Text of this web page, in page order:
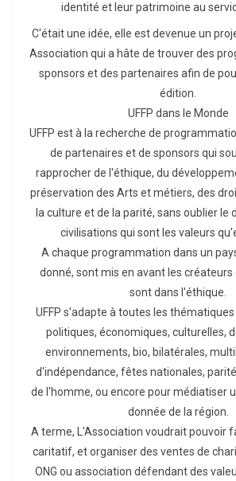
identité et leur patrimoine au
C'était une idée, elle est devenue un
Association qui a hâte de trouver des
sponsors et des partenaires afin de
édition.
UFFP dans le Monde
UFFP est à la recherche de
de partenaires et de sponsors qui
rapprocher de l'éthique, du
préservation des Arts et métiers, des
la culture et de la parité, sans oublier le
civilisations qui sont les valeurs
A chaque programmation dans un
donné, sont mis en avant les créateurs
sont dans l'éthique.
UFFP s'adapte à toutes les
politiques, économiques, culturelles,
environnements, bio, bilatérales,
d'indépendance, fêtes nationales,
de l'homme, ou encore pour médiatiser
donnée de la région.
A terme, L'Association voudrait pouvoir
caritatif, et organiser des ventes de
ONG ou association défendant des